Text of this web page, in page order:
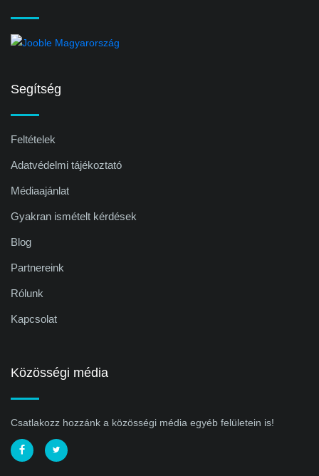
Segítség
Feltételek
Adatvédelmi tájékoztató
Médiaajánlat
Gyakran ismételt kérdések
Blog
Partnereink
Rólunk
Kapcsolat
Közösségi média
Csatlakozz hozzánk a közösségi média egyéb felületein is!